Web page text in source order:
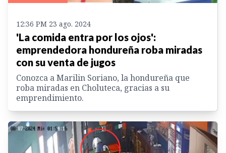
12:36 PM 23 ago. 2024
'La comida entra por los ojos':
emprendedora hondureña roba miradas
con su venta de jugos
Conozca a Marilin Soriano, la hondureña que
roba miradas en Choluteca, gracias a su
emprendimiento.